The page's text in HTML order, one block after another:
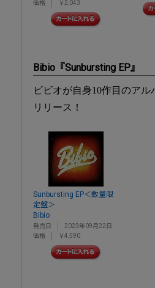
価格 ￥2,043
Bibio『Sunbursting EP』
ビビオが自身10作目のア
リリース！
Sunbursting EP＜数量限
定盤＞
Bibio
発売日
2023年09月22日
価格
￥4,590